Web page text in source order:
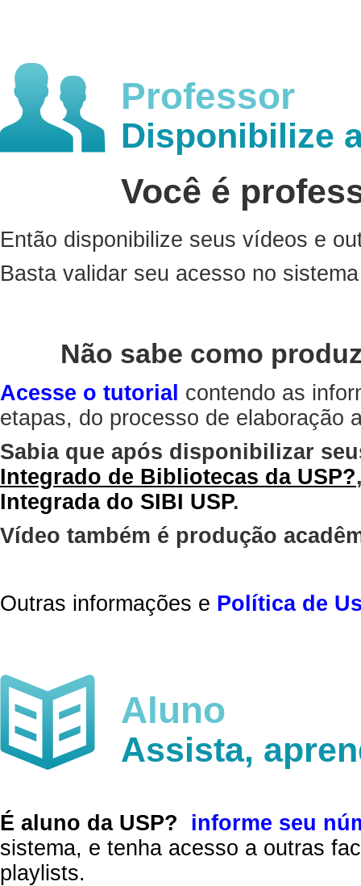
Professor
Disponibilize
Você é
Então disponibilize seus vídeos e
Basta validar seu acesso no
Não sabe como
Acesse o tutorial contendo as
etapas, do processo de elaboração
Sabia que após disponibilizar
Integrado de Bibliotecas da USP?
Integrada do SIBI USP.
Vídeo também é produção
Outras informações e Política de
Aluno
Assista,
É aluno da USP?
informe seu
sistema, e tenha acesso a outras
playlists.